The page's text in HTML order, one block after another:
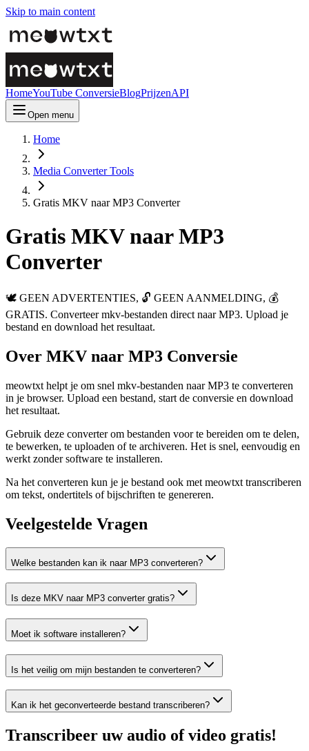
Skip to main content
HomeYouTube ConversieBlogPrijzenAPI
Open menu
Home
Media Converter Tools
Gratis MKV naar MP3 Converter
Gratis MKV naar MP3
Converter
🕊️ GEEN ADVERTENTIES, 🔓 GEEN AANMELDING, 💰
GRATIS. Converteer mkv-bestanden direct naar MP3. Upload je
bestand en download het resultaat.
Over MKV naar MP3 Conversie
meowtxt helpt je om snel mkv-bestanden naar MP3 te converteren
in je browser. Upload een bestand, start de conversie en download
het resultaat.
Gebruik deze converter om bestanden voor te bereiden om te delen,
te bewerken, te uploaden of te archiveren. Het is snel, eenvoudig en
werkt zonder software te installeren.
Na het converteren kun je je bestand ook met meowtxt transcriberen
om tekst, ondertitels of bijschriften te genereren.
Veelgestelde Vragen
Welke bestanden kan ik naar MP3 converteren?
Is deze MKV naar MP3 converter gratis?
Moet ik software installeren?
Is het veilig om mijn bestanden te converteren?
Kan ik het geconverteerde bestand transcriberen?
Transcribeer uw audio of video gratis!